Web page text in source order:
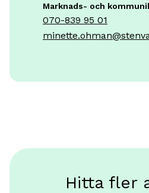
Marknads- och
070-839 95 01
Hitta fler